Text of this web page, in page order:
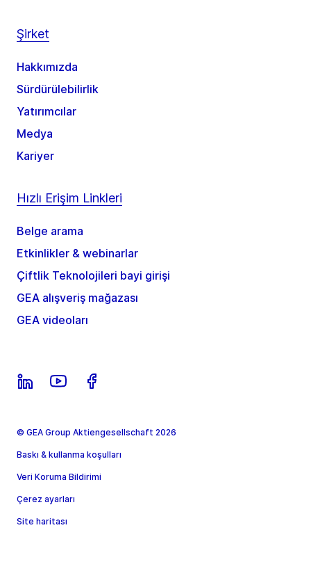
Şirket
Hakkımızda
Sürdürülebilirlik
Yatırımcılar
Medya
Kariyer
Hızlı Erişim Linkleri
Belge arama
Etkinlikler & webinarlar
Çiftlik Teknolojileri bayi girişi
GEA alışveriş mağazası
GEA videoları
© GEA Group Aktiengesellschaft 2026
Baskı & kullanma koşulları
Veri Koruma Bildirimi
Çerez ayarları
Site haritası